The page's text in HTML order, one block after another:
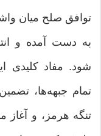
توافق صلح میان
به دست آمده و
شود. مفاد کلیدی
تمام جبهه‌ها،
تنگه هرمز، و آغاز